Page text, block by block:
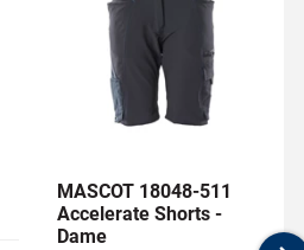
MASCOT 18048-511
Accelerate Shorts -
Dame